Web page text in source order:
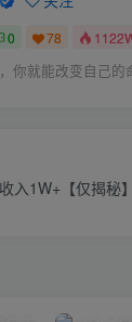
0 78
你就能改变自己的
入1W+【仅揭秘】